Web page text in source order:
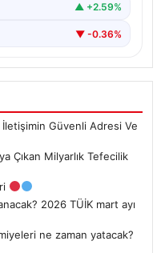
▲ +2.59%
▼ -0.36%
Güvenli Adresi Ve
Çıkan Milyarlık Tefecilik
2026 TÜİK mart ayı
ne zaman yatacak?